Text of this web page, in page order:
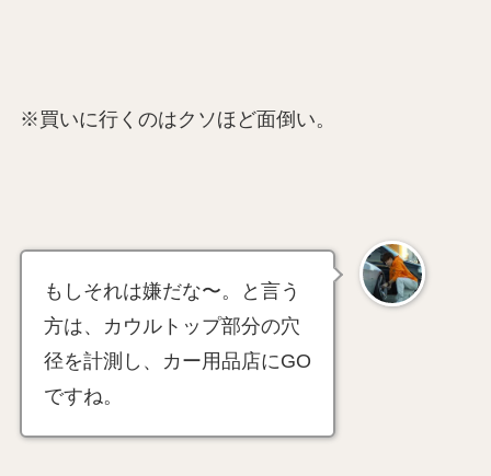
※買いに行くのはクソほど面倒い。
もしそれは嫌だな〜。と言う
方は、カウルトップ部分の穴
径を計測し、カー用品店にGO
ですね。